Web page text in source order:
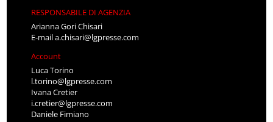
RESPONSABILE DI AGENZIA
Arianna Gori Chisari
E-maila.chisari@lgpresse.com
Account
Luca Torino
l.torino@lgpresse.com
Ivana Cretier
i.cretier@lgpresse.com
Daniele Fimiano